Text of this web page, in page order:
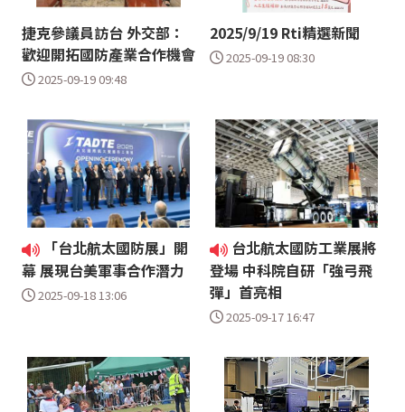
捷克參議員訪台 外交部：
歡迎開拓國防產業合作機會
2025-09-19 09:48
2025/9/19 Rti精選新聞
2025-09-19 08:30
「台北航太國防展」開
幕 展現台美軍事合作潛力
2025-09-18 13:06
台北航太國防工業展將
登場 中科院自研「強弓飛
彈」首亮相
2025-09-17 16:47